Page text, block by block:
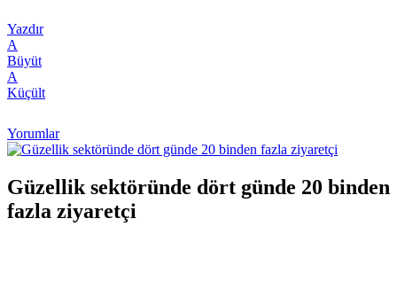
Yazdır
A
Büyüt
A
Küçült
Yorumlar
Güzellik sektöründe dört günde 20 binden
fazla ziyaretçi